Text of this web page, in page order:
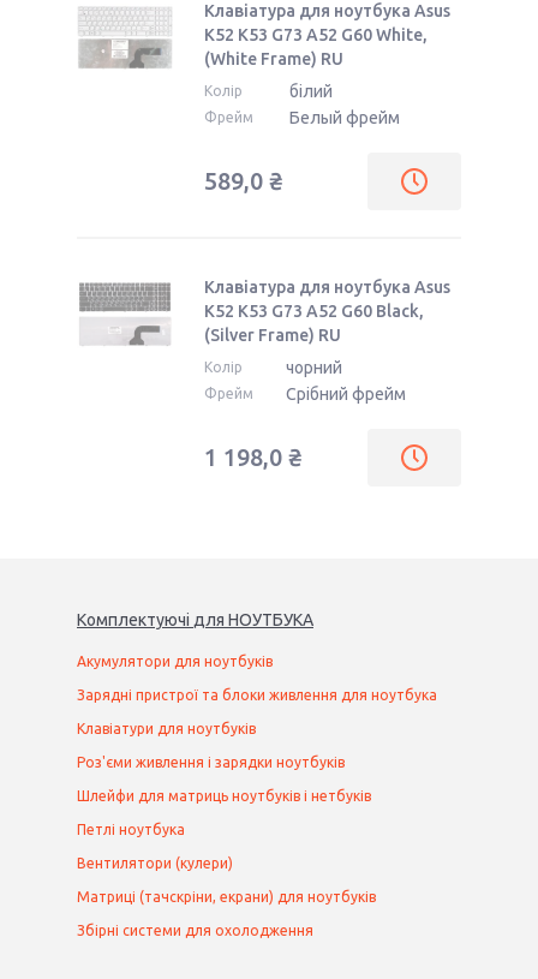
Клавіатура для ноутбука Asus
K52 K53 G73 A52 G60 White,
(White Frame) RU
Колір білий
Фрейм Белый фрейм
589,0 ₴
Клавіатура для ноутбука Asus
K52 K53 G73 A52 G60 Black,
(Silver Frame) RU
Колір чорний
Фрейм Срібний фрейм
1 198,0 ₴
Комплектуючі для НОУТБУКА
Акумулятори для ноутбуків
Зарядні пристрої та блоки живлення для ноутбука
Клавіатури для ноутбуків
Роз'єми живлення і зарядки ноутбуків
Шлейфи для матриць ноутбуків і нетбуків
Петлі ноутбука
Вентилятори (кулери)
Матриці (тачскріни, екрани) для ноутбуків
Збірні системи для охолодження